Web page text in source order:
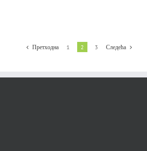
Претходна 1 2 3 Следећа